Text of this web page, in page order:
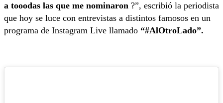
a tooodas las que me nominaron ?”, escribió la periodista
que hoy se luce con entrevistas a distintos famosos en un
programa de Instagram Live llamado “#AlOtroLado”.